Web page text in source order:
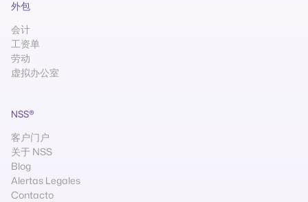
外包
会计
工资单
劳动
虚拟办公室
NSS®
客户门户
关于 NSS
Blog
Alertas Legales
Contacto